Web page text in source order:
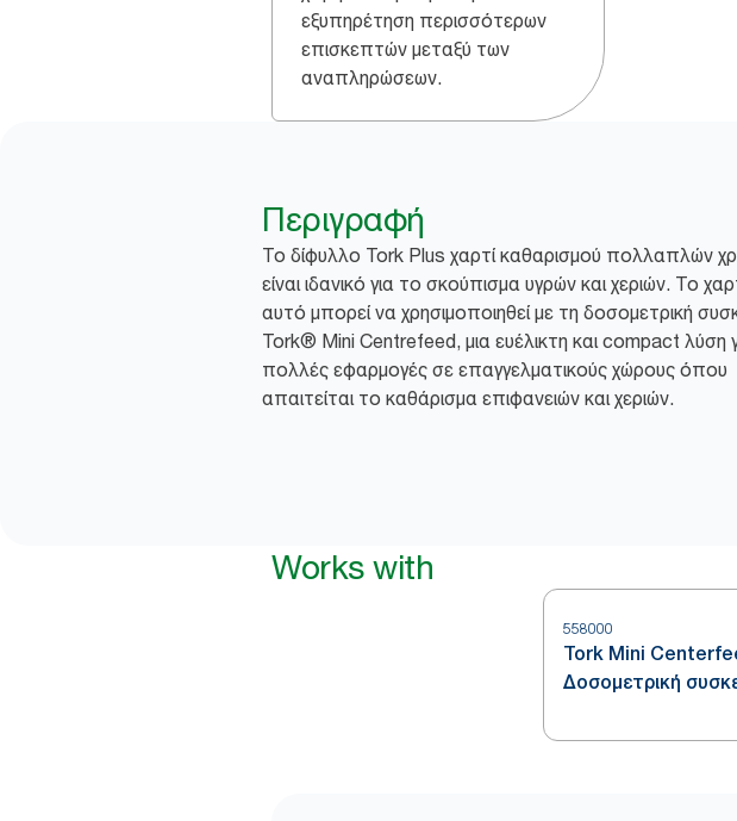
εξυπηρέτηση περισσότερων
επισκεπτών μεταξύ των
αναπληρώσεων.
Περιγραφή
Το δίφυλλο Tork Plus χαρτί καθαρισμού πολλαπλών
είναι ιδανικό για το σκούπισμα υγρών και χεριών. Το
αυτό μπορεί να χρησιμοποιηθεί με τη δοσομετρική
Tork® Mini Centrefeed, μια ευέλικτη και compact λύση
πολλές εφαρμογές σε επαγγελματικούς χώρους όπου
απαιτείται το καθάρισμα επιφανειών και χεριών.
Works with
558000
Tork Mini
Δοσομετρική